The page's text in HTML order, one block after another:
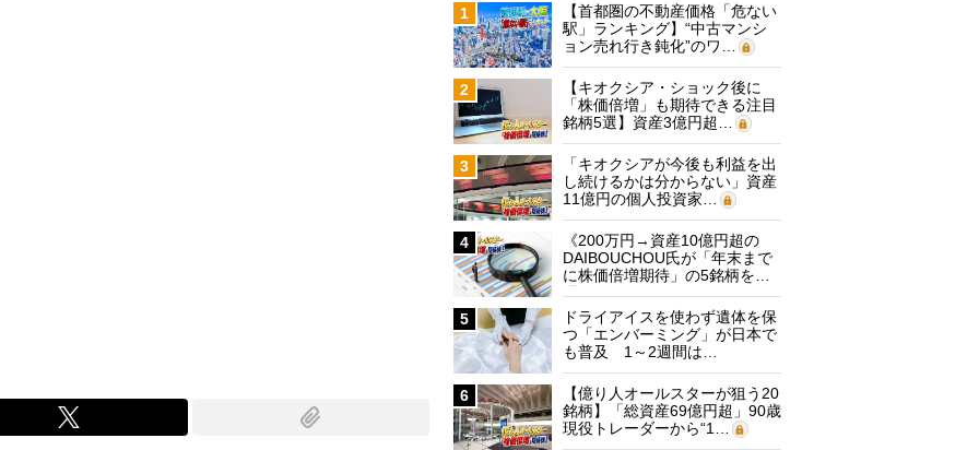
1
【首都圏の不動産価格「危ない
駅」ランキング】“中古マンシ
ョン売れ行き鈍化”のワ…
2
【キオクシア・ショック後に
「株価倍増」も期待できる注目
銘柄5選】資産3億円超…
3
「キオクシアが今後も利益を出
し続けるかは分からない」資産
11億円の個人投資家…
4
《200万円→資産10億円超の
DAIBOUCHOU氏が「年末まで
に株価倍増期待」の5銘柄を…
5
ドライアイスを使わず遺体を保
つ「エンバーミング」が日本で
も普及 1～2週間は…
6
【億り人オールスターが狙う20
銘柄】「総資産69億円超」90歳
現役トレーダーから“1…